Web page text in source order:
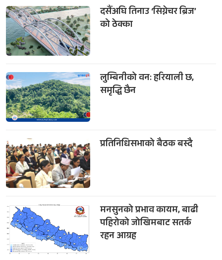
दसैँअघि तिनाउ ‘सिग्नेचर ब्रिज’
को ठेक्का
लुम्बिनीको वन: हरियाली छ,
समृद्धि छैन
प्रतिनिधिसभाको बैठक बस्दै
मनसुनको प्रभाव कायम, बाढी
पहिरोको जोखिमबाट सतर्क
रहन आग्रह